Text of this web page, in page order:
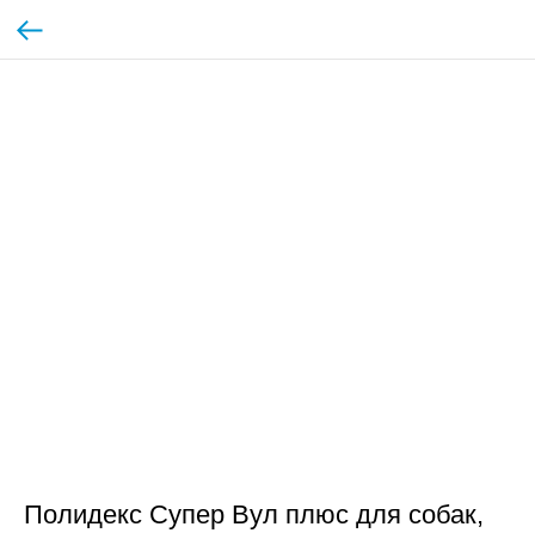
Полидекс Супер Вул плюс для собак,